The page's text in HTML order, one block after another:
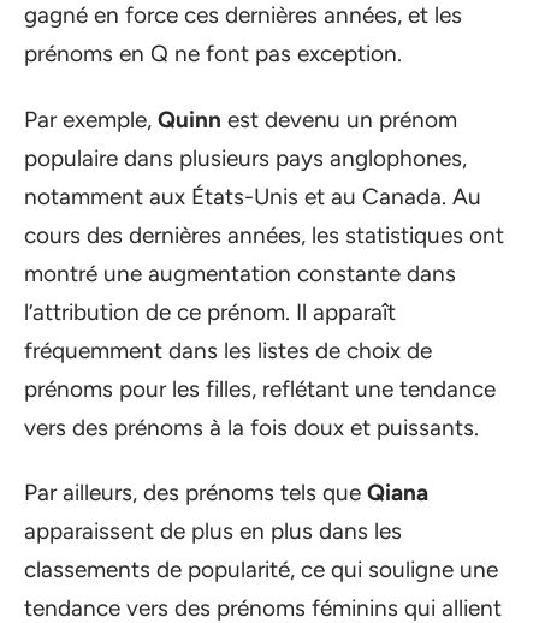
gagné en force ces dernières années, et les
prénoms en Q ne font pas exception.
Par exemple, Quinn est devenu un prénom
populaire dans plusieurs pays anglophones,
notamment aux États-Unis et au Canada. Au
cours des dernières années, les statistiques ont
montré une augmentation constante dans
l’attribution de ce prénom. Il apparaît
fréquemment dans les listes de choix de
prénoms pour les filles, reflétant une tendance
vers des prénoms à la fois doux et puissants.
Par ailleurs, des prénoms tels que Qiana
apparaissent de plus en plus dans les
classements de popularité, ce qui souligne une
tendance vers des prénoms féminins qui allient